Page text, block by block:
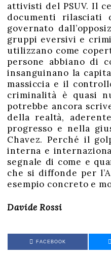
attivisti del PSUV. Il
documenti rilasciati
governato
gruppi eversivi e
utilizzano come
persone abbiano di
insanguinano la
massiccia e il
criminalità è quasi
potrebbe ancora
della realtà,
progresso e nella
Chavez. Perché il
interna e
segnale di come e
che si diffonde per
esempio concreto e
Davide Rossi
FACEBOOK